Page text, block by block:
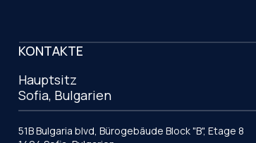
KONTAKTE
Hauptsitz
Sofia, Bulgarien
51B Bulgaria blvd, Bürogebäude Block "B", Etage 8